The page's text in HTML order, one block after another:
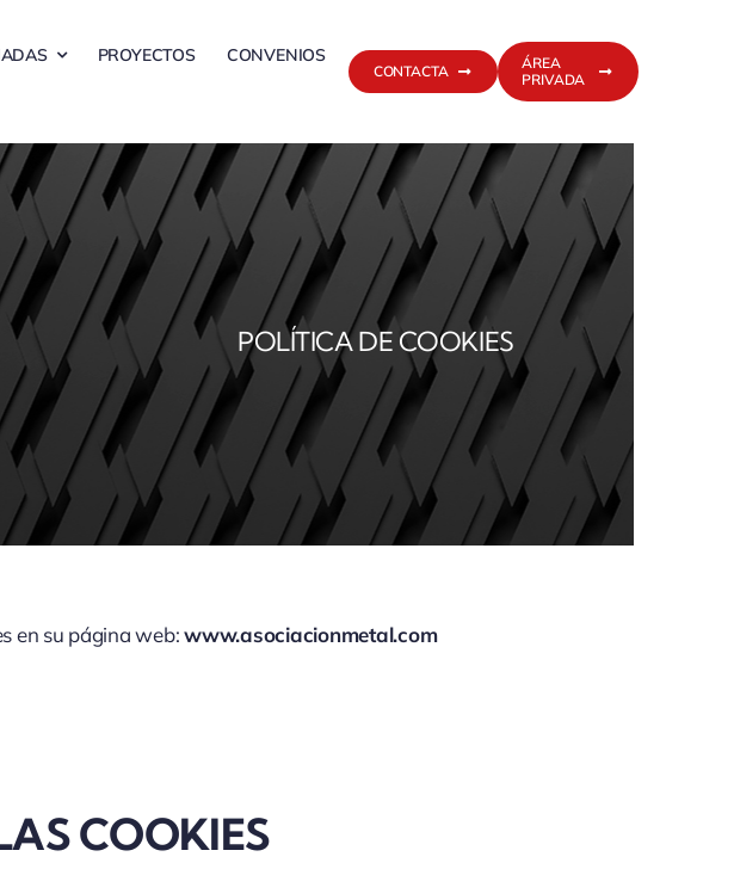
PROYECTOS
CONVENIOS
CONTACTA
ÁREA
PRIVADA
POLÍTICA DE COOKIES
en su página web:www.asociacionmetal.com
COOKIES